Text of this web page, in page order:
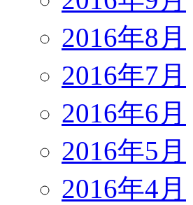
2016年8月
2016年7月
2016年6月
2016年5月
2016年4月